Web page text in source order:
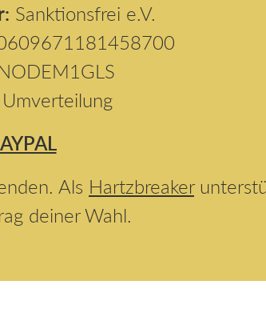
Sanktionsfrei e.V.
Umverteilung
Als Hartzbreaker
deiner Wahl.